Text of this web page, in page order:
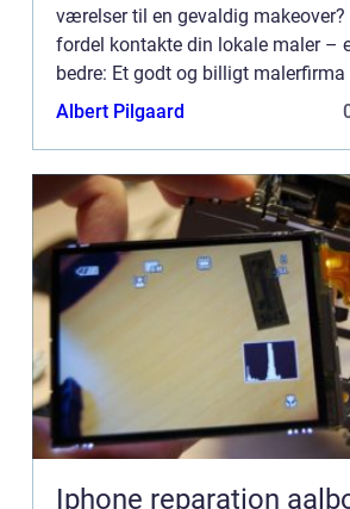
værelser til en gevaldig makeover?
fordel kontakte din lokale maler –
bedre: Et godt og billigt
dig. Hvorfor skal jeg vælge et
Albert Pilgaard
Iphone reparation aalborg